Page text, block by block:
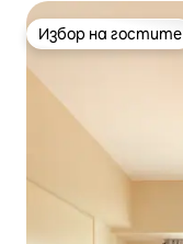
Избор на гостите
Избор на гостите